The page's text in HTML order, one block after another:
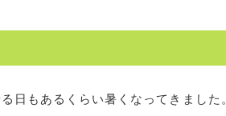
もあるくらい暑くなってきました